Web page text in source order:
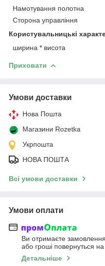
Намотування полотна
Сторона управління
Користувальницькі
ширина * висота
Приховати
Умови доставки
Нова Пошта
Магазини Rozetka
Укрпошта
НОВА ПОШТА
Всі умови доставки
Умови оплати
Ви отримаєте замовлення
або гроші повернуться
Детальніше